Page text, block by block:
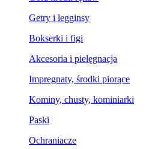
Getry i legginsy
Bokserki i figi
Akcesoria i pielęgnacja
Impregnaty, środki piorące
Kominy, chusty, kominiarki
Paski
Ochraniacze